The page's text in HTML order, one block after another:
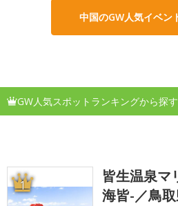
中国のGW人気イベン
GW人気スポットランキングから探す
1
皆生温泉マ
海皆-／鳥